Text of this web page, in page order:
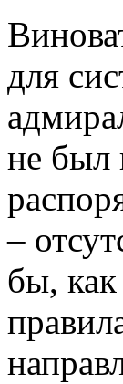
для
не был
–
бы,